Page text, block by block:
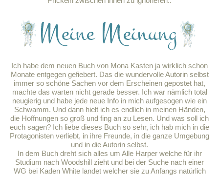
Ich habe dem neuen Buch von Mona Kasten ja wirklich schon
Monate entgegen gefiebert. Das die wundervolle Autorin selbst
immer so schöne Sachen vor dem Erscheinen gepostet hat,
machte das warten nicht gerade besser. Ich war nämlich total
neugierig und habe jede neue Info in mich aufgesogen wie ein
Schwamm. Und dann hielt ich es endlich in meinen Händen,
die Hoffnungen so groß und fing an zu Lesen. Und was soll ich
euch sagen? Ich liebe dieses Buch so sehr, ich hab mich in die
Protagonisten verliebt, in ihre Freunde, in die ganze Umgebung
und in die Autorin selbst.
In dem Buch dreht sich alles um Alle Harper welche für ihr
Studium nach Woodshill zieht und bei der Suche nach einer
WG bei Kaden White landet welcher sie zu Anfangs natürlich